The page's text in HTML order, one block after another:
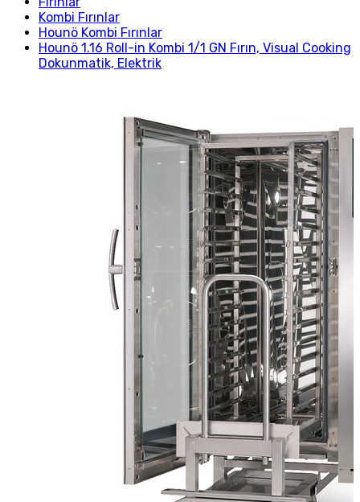
Kombi Fırınlar
Hounö Kombi Fırınlar
Hounö 1.16 Roll-in Kombi 1/1 GN Fırın, Visual Cooking
Dokunmatik, Elektrik